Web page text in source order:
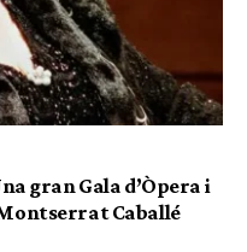
gran Gala d’Òpera i
Caballé